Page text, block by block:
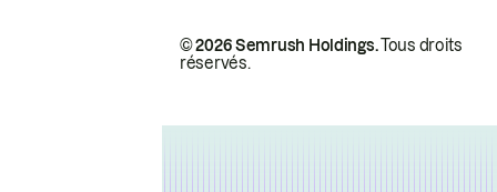
© 2026 Semrush Holdings.Tous droits
réservés.